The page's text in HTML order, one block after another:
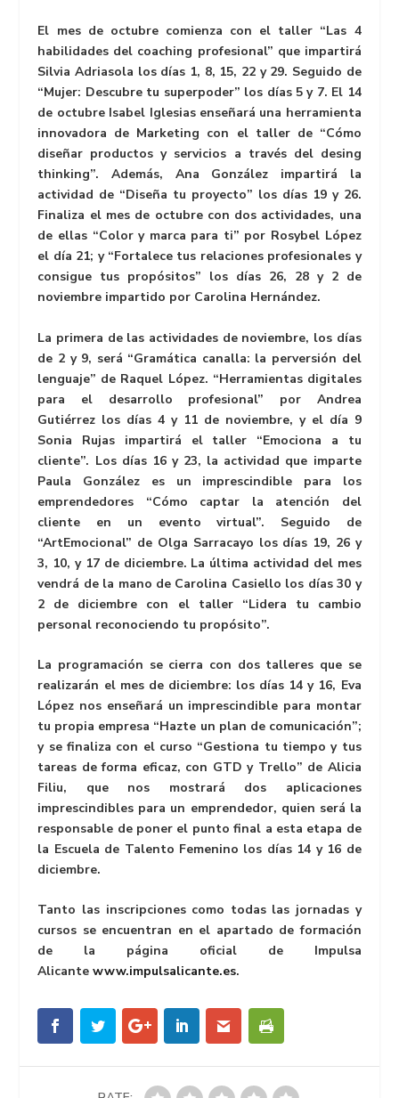
El mes de octubre comienza con el taller “Las 4
habilidades del coaching profesional” que impartirá
Silvia Adriasola los días 1, 8, 15, 22 y 29. Seguido de
“Mujer: Descubre tu superpoder” los días 5 y 7. El 14
de octubre Isabel Iglesias enseñará una herramienta
innovadora de Marketing con el taller de “Cómo
diseñar productos y servicios a través del desing
thinking”. Además, Ana González impartirá la
actividad de “Diseña tu proyecto” los días 19 y 26.
Finaliza el mes de octubre con dos actividades, una
de ellas “Color y marca para ti” por Rosybel López
el día 21; y “Fortalece tus relaciones profesionales y
consigue tus propósitos” los días 26, 28 y 2 de
noviembre impartido por Carolina Hernández.
La primera de las actividades de noviembre, los días
de 2 y 9, será “Gramática canalla: la perversión del
lenguaje” de Raquel López. “Herramientas digitales
para el desarrollo profesional” por Andrea
Gutiérrez los días 4 y 11 de noviembre, y el día 9
Sonia Rujas impartirá el taller “Emociona a tu
cliente”. Los días 16 y 23, la actividad que imparte
Paula González es un imprescindible para los
emprendedores “Cómo captar la atención del
cliente en un evento virtual”. Seguido de
“ArtEmocional” de Olga Sarracayo los días 19, 26 y
3, 10, y 17 de diciembre. La última actividad del mes
vendrá de la mano de Carolina Casiello los días 30 y
2 de diciembre con el taller “Lidera tu cambio
personal reconociendo tu propósito”.
La programación se cierra con dos talleres que se
realizarán el mes de diciembre: los días 14 y 16, Eva
López nos enseñará un imprescindible para montar
tu propia empresa “Hazte un plan de comunicación”;
y se finaliza con el curso “Gestiona tu tiempo y tus
tareas de forma eficaz, con GTD y Trello” de Alicia
Filiu, que nos mostrará dos aplicaciones
imprescindibles para un emprendedor, quien será la
responsable de poner el punto final a esta etapa de
la Escuela de Talento Femenino los días 14 y 16 de
diciembre.
Tanto las inscripciones como todas las jornadas y
cursos se encuentran en el apartado de formación
de la página oficial de Impulsa
Alicantewww.impulsalicante.es.